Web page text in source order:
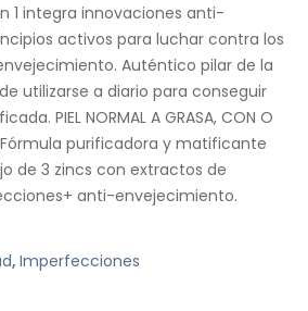
1 integra innovaciones anti-
activos para luchar contra los
Auténtico pilar de la
utilizarse a diario para conseguir
PIEL NORMAL A GRASA, CON O
Fórmula purificadora y matificante
de 3 zincs con extractos de
anti-envejecimiento.
, Imperfecciones